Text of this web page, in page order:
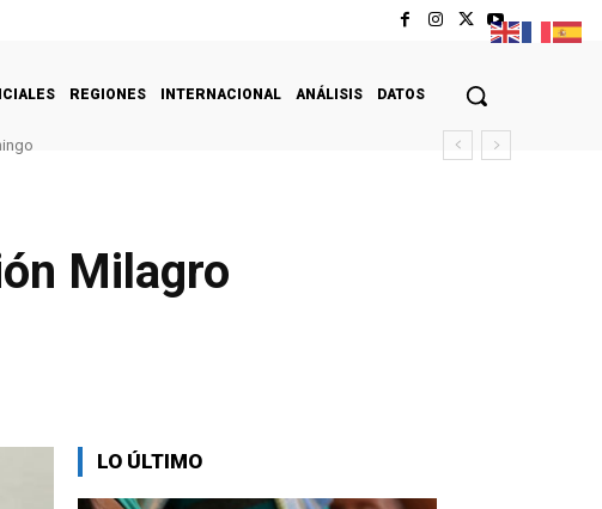
REGIONES INTERNACIONAL ANÁLISIS DATOS
Milagro
LO ÚLTIMO